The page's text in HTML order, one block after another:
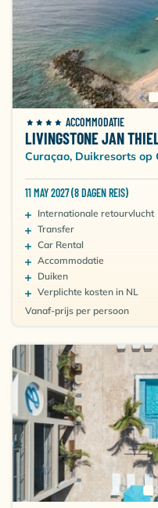
ACCOMMODATIE
LIVINGSTONE JAN
Curaçao, Duikresorts op
11 MAY 2027 (8 DAGEN REIS)
Internationale retourvlucht
Transfer
Car Rental
Accommodatie
Duiken
Verplichte kosten in NL
Vanaf-prijs per persoon